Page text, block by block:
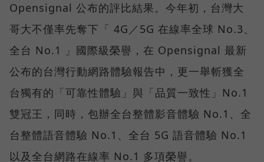
Opensignal 公布的評比結果。今年初，台灣大
哥大不僅率先奪下「 4G／5G 在線率全球 No.3、
全台 No.1 」國際級榮譽，在 Opensignal 最新
公布的台灣行動網路體驗報告中，更一舉斬獲全
台獨有的「可靠性體驗」與「品質一致性」No.1
雙冠王，同時，包辦全台整體影音體驗 No.1、全
台整體語音體驗 No.1、全台 5G 語音體驗 No.1
以及全台網路在線率 No.1 多項榮譽。